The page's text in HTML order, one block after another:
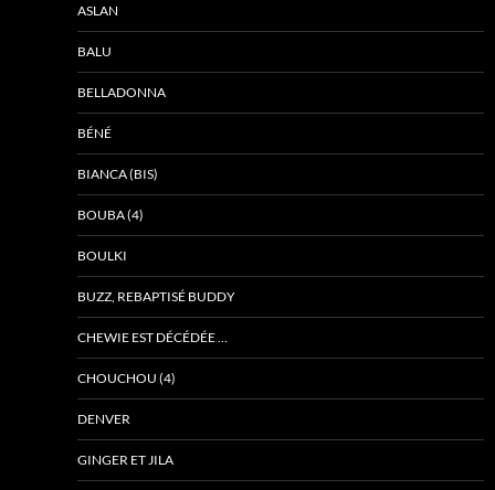
ASLAN
BALU
BELLADONNA
BÉNÉ
BIANCA (BIS)
BOUBA (4)
BOULKI
BUZZ, REBAPTISÉ BUDDY
CHEWIE EST DÉCÉDÉE …
CHOUCHOU (4)
DENVER
GINGER ET JILA